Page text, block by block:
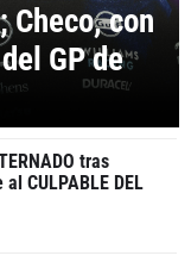
Checo, con
GP de
tras
CULPABLE DEL